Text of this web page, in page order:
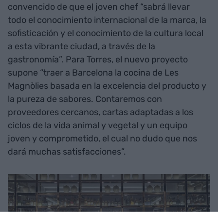
convencido de que el joven chef “sabrá llevar
todo el conocimiento internacional de la marca, la
sofisticación y el conocimiento de la cultura local
a esta vibrante ciudad, a través de la
gastronomía”. Para Torres, el nuevo proyecto
supone “traer a Barcelona la cocina de Les
Magnòlies basada en la excelencia del producto y
la pureza de sabores. Contaremos con
proveedores cercanos, cartas adaptadas a los
ciclos de la vida animal y vegetal y un equipo
joven y comprometido, el cual no dudo que nos
dará muchas satisfacciones”.